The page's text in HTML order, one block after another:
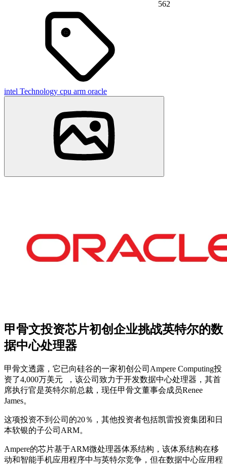
562
intel Technology cpu arm oracle
甲骨文投资芯片初创企业挑战英特尔的数
据中心处理器
甲骨文透露，它已向硅谷的一家初创公司Ampere Computing投
资了4,000万美元 ，该公司致力于开发数据中心处理器，其首
席执行官是英特尔前总裁，现任甲骨文董事会成员Renee
James。
这项投资不到公司的20％，其他投资者包括凯雷投资集团和日
本软银的子公司ARM。
Ampere的芯片基于ARM微处理器体系结构，该体系结构在移
动和智能手机应用程序中与英特尔竞争，但在数据中心应用程